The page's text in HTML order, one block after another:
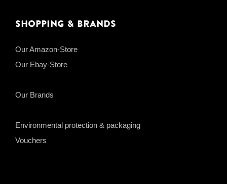
Shopping & Brands
Our Amazon-Store
Our Ebay-Store
Our Brands
Environmental protection & packaging
Vouchers